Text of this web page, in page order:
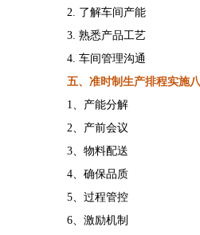
2. 了解车间产能
3. 熟悉产品工艺
4. 车间管理沟通
五、准时制生产排程实施
1、产能分解
2、产前会议
3、物料配送
4、确保品质
5、过程管控
6、激励机制